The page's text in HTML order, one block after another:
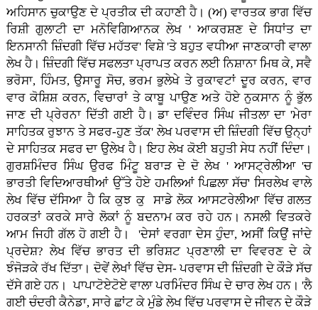
ਅਹਿਸਾਨ ਚੁਕਾਉਣ ਦੇ ਪ੍ਰਤੀਕ ਦੀ ਕਹਾਣੀ ਹੈ। (ਅ) ਵਾਰਤਕ ਭਾਗ ਵਿੱਚ
ਰਿਸ਼ੀ ਗੁਲਾਟੀ ਦਾ ਮਨੋਵਿਗਿਆਨਕ ਲੇਖ ' ਆਕਰਸ਼ਣ ਦੇ ਸਿਧਾਂਤ ਦਾ
ਇਨਸਾਨੀ ਜ਼ਿੰਦਗੀ ਵਿੱਚ ਮਹੱਤਵ' ਵਿਸ਼ੇ 'ਤੇ ਬਹੁਤ ਵਧੀਆ ਜਾਣਕਾਰੀ ਵਾਲਾ
ਲੇਖ ਹੈ। ਜ਼ਿੰਦਗੀ ਵਿੱਚ ਸਫਲਤਾ ਪ੍ਰਾਪਤ ਕਰਨ ਲਈ ਨਿਸ਼ਾਨਾ ਮਿਥ ਕੇ, ਸਵੈ
ਭਰੋਸਾ, ਹਿੰਮਤ, ਉਸਾਰੂ ਸੋਚ, ਭਰਮ ਭੁਲੇਖੇ ਤੇ ਰੁਕਾਵਟਾਂ ਦੂਰ ਕਰਨ, ਵਾਰ
ਵਾਰ ਕੋਸ਼ਿਸ਼ ਕਰਨ, ਵਿਚਾਰਾਂ ਤੇ ਕਾਬੂ ਪਾਉਣ ਅਤੇ ਹੋਏ ਨੁਕਸਾਨ ਨੂੰ ਭੁੱਲ
ਜਾਣ ਦੀ ਪ੍ਰੇਰਨਾ ਦਿੱਤੀ ਗਈ ਹੈ। ਡਾ ਦਵਿੰਦਰ ਸਿੰਘ ਜੀਤਲਾ ਦਾ 'ਮੇਰਾ
ਸਾਹਿਤਕ ਰੁਝਾਨ ਤੇ ਸਫਰ-ਹੁਣ ਤੱਕ' ਲੇਖ ਪਰਵਾਸ ਦੀ ਜ਼ਿੰਦਗੀ ਵਿੱਚ ਉਨ੍ਹਾਂ
ਦੇ ਸਾਹਿਤਕ ਸਫਰ ਦਾ ਉਲੇਖ ਹੈ। ਇਹ ਲੇਖ ਕੋਈ ਬਹੁਤੀ ਸੇਧ ਨਹੀਂ ਦਿੰਦਾ।
ਗੁਰਸ਼ਮਿੰਦਰ ਸਿੰਘ ਉਰਫ ਮਿੰਟੂ ਬਰਾੜ ਦੇ ਦੋ ਲੇਖ ' ਆਸਟ੍ਰੇਲੀਆ 'ਚ
ਭਾਰਤੀ ਵਿਦਿਆਰਥੀਆਂ ਉੱਤੇ ਹੋਏ ਹਮਲਿਆਂ ਪਿਛਲਾ ਸੱਚ' ਸਿਰਲੇਖ ਵਾਲੇ
ਲੇਖ ਵਿੱਚ ਦੱਸਿਆ ਹੈ ਕਿ ਕੁਝ ਕੁ ਸਾਡੇ ਲੋਕ ਆਸਟਰੇਲੀਆ ਵਿੱਚ ਗਲਤ
ਹਰਕਤਾਂ ਕਰਕੇ ਸਾਰੇ ਲੋਕਾਂ ਨੂੰ ਬਦਨਾਮ ਕਰ ਰਹੇ ਹਨ। ਨਸਲੀ ਵਿਤਕਰੇ
ਆਮ ਜਿਹੀ ਗੱਲ ਹੋ ਗਈ ਹੈ। 'ਦੇਸਾਂ ਵਰਗਾ ਦੇਸ ਹੁੰਦਾ, ਅਸੀਂ ਕਿਉਂ ਜਾਂਦੇ
ਪ੍ਰਦੇਸ਼? ਲੇਖ ਵਿੱਚ ਭਾਰਤ ਦੀ ਭਰਿਸ਼ਟ ਪ੍ਰਣਾਲੀ ਦਾ ਵਿਵਰਣ ਦੇ ਕੇ
ਝੰਜੋੜਕੇ ਰੱਖ ਦਿੱਤਾ। ਦੋਵੇਂ ਲੇਖਾਂ ਵਿੱਚ ਦੇਸ- ਪਰਵਾਸ ਦੀ ਜ਼ਿੰਦਗੀ ਦੇ ਕੌੜੇ ਸੱਚ
ਦੱਸੇ ਗਏ ਹਨ। ਪਾਪਾਟੋਏਟੋਏ ਵਾਲਾ ਪਰਮਿੰਦਰ ਸਿੰਘ ਦੇ ਚਾਰ ਲੇਖ ਹਨ। 'ਲੈ
ਗਈ ਚੰਦਰੀ ਕੈਨੇਡਾ, ਸਾਰੇ ਛਾਂਟ ਕੇ ਮੁੰਡੇ ਲੇਖ ਵਿੱਚ ਪਰਵਾਸ ਦੇ ਜੀਵਨ ਦੇ ਕੌੜੇ